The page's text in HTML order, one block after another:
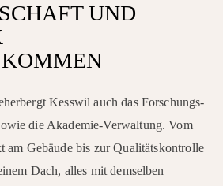
UND
Kesswil auch das Forschungs-
die Akademie-Verwaltung. Vom
am Gebäude bis zur Qualitätskontrolle
Dach, alles mit demselben